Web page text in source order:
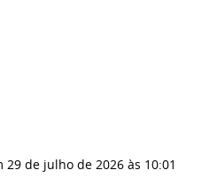
29 de julho de 2026 às 10:01